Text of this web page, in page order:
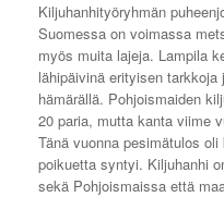
Kiljuhanhityöryhmän
Suomessa on voimassa
myös muita lajeja. Lampila
lähipäivinä erityisen
hämärällä. Pohjoismaiden
20 paria, mutta kanta viime
Tänä vuonna pesimätulos
poikuetta syntyi. Kiljuhanhi
sekä Pohjoismaissa että